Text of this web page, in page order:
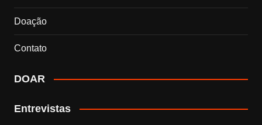
Doação
Contato
DOAR
Entrevistas